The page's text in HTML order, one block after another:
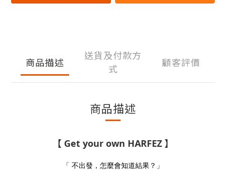
商品描述
送貨及付款方
式
顧客評價
商品描述
【 Get your own HARFEZ 】
「 不出發，怎麼會知道結果？」